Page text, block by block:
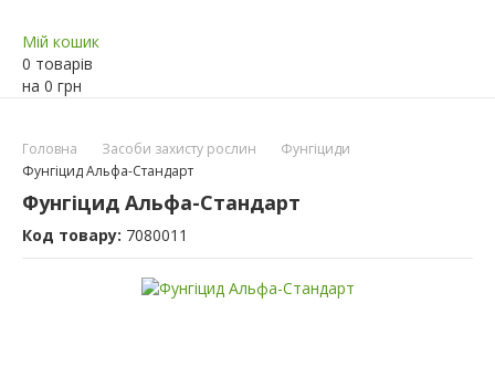
Мій кошик
0 товарів
на 0 грн
Головна Засоби захисту рослин
Фунгіциди
Фунгіцид Альфа-Стандарт
Фунгіцид Альфа-Стандарт
Код товару: 7080011